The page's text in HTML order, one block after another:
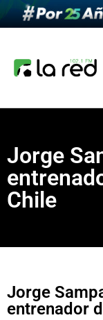
Jorge
Chile
Jorge
entrenador